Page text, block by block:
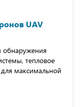
UAV
обнаружения
тепловое
максимальной